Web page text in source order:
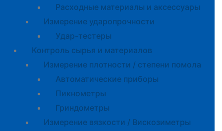
Расходные материалы и аксессуары
Измерение ударопрочности
Удар-тестеры
Контроль сырья и материалов
Измерение плотности / степени помола
Автоматические приборы
Пикнометры
Гриндометры
Измерение вязкости / Вискозиметры